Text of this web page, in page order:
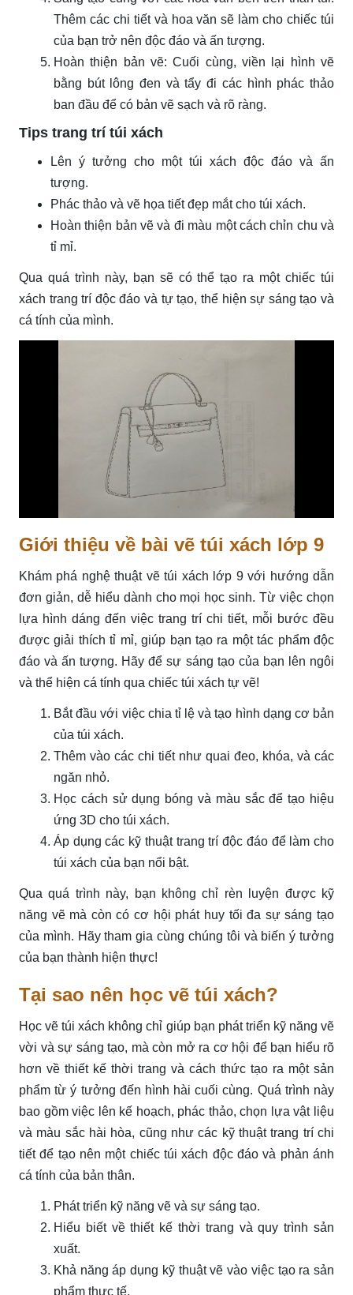
Thêm các chi tiết và hoa văn sẽ làm cho chiếc túi
của bạn trở nên độc đáo và ấn tượng.
Hoàn thiện bản vẽ: Cuối cùng, viền lại hình vẽ
bằng bút lông đen và tẩy đi các hình phác thảo
ban đầu để có bản vẽ sạch và rõ ràng.
Tips trang trí túi xách
Lên ý tưởng cho một túi xách độc đáo và ấn
tượng.
Phác thảo và vẽ họa tiết đẹp mắt cho túi xách.
Hoàn thiện bản vẽ và đi màu một cách chỉn chu và
tỉ mỉ.
Qua quá trình này, bạn sẽ có thể tạo ra một chiếc túi
xách trang trí độc đáo và tự tạo, thể hiện sự sáng tạo và
cá tính của mình.
Giới thiệu về bài vẽ túi xách lớp 9
Khám phá nghệ thuật vẽ túi xách lớp 9 với hướng dẫn
đơn giản, dễ hiểu dành cho mọi học sinh. Từ việc chọn
lựa hình dáng đến việc trang trí chi tiết, mỗi bước đều
được giải thích tỉ mỉ, giúp bạn tạo ra một tác phẩm độc
đáo và ấn tượng. Hãy để sự sáng tạo của bạn lên ngôi
và thể hiện cá tính qua chiếc túi xách tự vẽ!
Bắt đầu với việc chia tỉ lệ và tạo hình dạng cơ bản
của túi xách.
Thêm vào các chi tiết như quai đeo, khóa, và các
ngăn nhỏ.
Học cách sử dụng bóng và màu sắc để tạo hiệu
ứng 3D cho túi xách.
Áp dụng các kỹ thuật trang trí độc đáo để làm cho
túi xách của bạn nổi bật.
Qua quá trình này, bạn không chỉ rèn luyện được kỹ
năng vẽ mà còn có cơ hội phát huy tối đa sự sáng tạo
của mình. Hãy tham gia cùng chúng tôi và biến ý tưởng
của bạn thành hiện thực!
Tại sao nên học vẽ túi xách?
Học vẽ túi xách không chỉ giúp bạn phát triển kỹ năng vẽ
vời và sự sáng tạo, mà còn mở ra cơ hội để bạn hiểu rõ
hơn về thiết kế thời trang và cách thức tạo ra một sản
phẩm từ ý tưởng đến hình hài cuối cùng. Quá trình này
bao gồm việc lên kế hoạch, phác thảo, chọn lựa vật liệu
và màu sắc hài hòa, cũng như các kỹ thuật trang trí chi
tiết để tạo nên một chiếc túi xách độc đáo và phản ánh
cá tính của bản thân.
Phát triển kỹ năng vẽ và sự sáng tạo.
Hiểu biết về thiết kế thời trang và quy trình sản
xuất.
Khả năng áp dụng kỹ thuật vẽ vào việc tạo ra sản
phẩm thực tế.